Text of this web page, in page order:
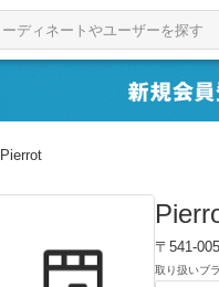
ーディネートやユーザーを探す
Pierrot
〒541-
取り扱いブ